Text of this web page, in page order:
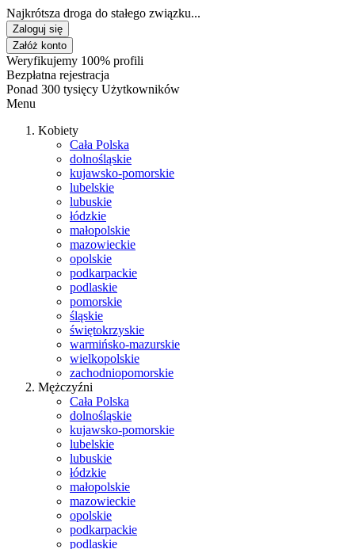
Najkrótsza droga do stałego związku...
Zaloguj się
Załóż konto
Weryfikujemy 100% profili
Bezpłatna rejestracja
Ponad 300 tysięcy Użytkowników
Menu
Kobiety
Cała Polska
dolnośląskie
kujawsko-pomorskie
lubelskie
lubuskie
łódzkie
małopolskie
mazowieckie
opolskie
podkarpackie
podlaskie
pomorskie
śląskie
świętokrzyskie
warmińsko-mazurskie
wielkopolskie
zachodniopomorskie
Mężczyźni
Cała Polska
dolnośląskie
kujawsko-pomorskie
lubelskie
lubuskie
łódzkie
małopolskie
mazowieckie
opolskie
podkarpackie
podlaskie